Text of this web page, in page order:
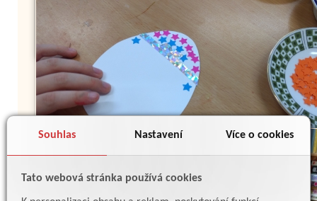
Souhlas Nastavení Více o cookies
Tato webová stránka používá cookies